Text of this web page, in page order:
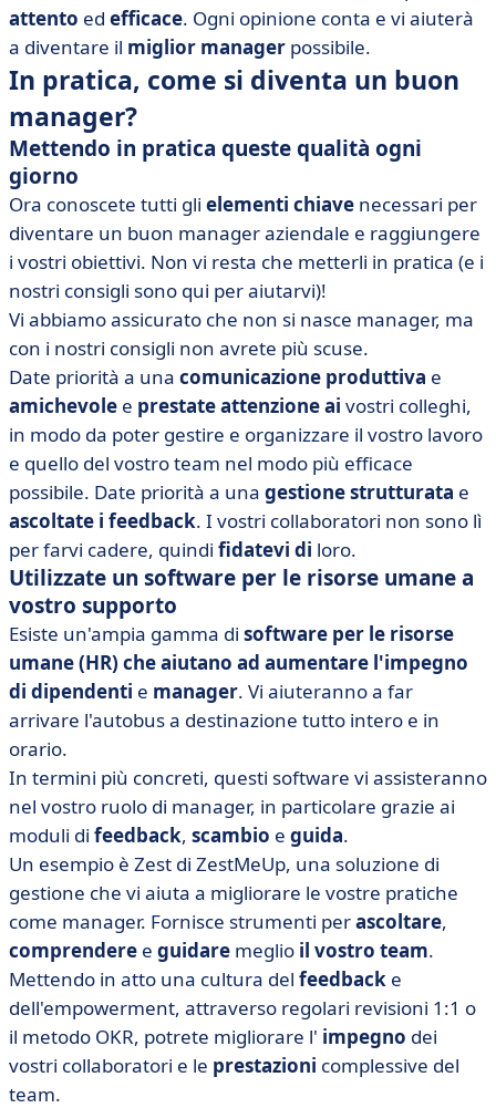
attento ed efficace. Ogni opinione conta e vi aiuterà
a diventare il miglior manager possibile.
In pratica, come si diventa un buon
manager?
Mettendo in pratica queste qualità ogni
giorno
Ora conoscete tutti gli elementi chiave necessari per
diventare un buon manager aziendale e raggiungere
i vostri obiettivi. Non vi resta che metterli in pratica (e i
nostri consigli sono qui per aiutarvi)!
Vi abbiamo assicurato che non si nasce manager, ma
con i nostri consigli non avrete più scuse.
Date priorità a una comunicazione produttiva e
amichevole e prestate attenzione ai vostri colleghi,
in modo da poter gestire e organizzare il vostro lavoro
e quello del vostro team nel modo più efficace
possibile. Date priorità a una gestione strutturata e
ascoltate i feedback. I vostri collaboratori non sono lì
per farvi cadere, quindi fidatevi di loro.
Utilizzate un software per le risorse umane a
vostro supporto
Esiste un'ampia gamma di software per le risorse
umane(HR) che aiutano ad aumentare l'impegno
di dipendenti e manager. Vi aiuteranno a far
arrivare l'autobus a destinazione tutto intero e in
orario.
In termini più concreti, questi software vi assisteranno
nel vostro ruolo di manager, in particolare grazie ai
moduli di feedback, scambio e guida.
Un esempio è Zest di ZestMeUp, una soluzione di
gestione che vi aiuta a migliorare le vostre pratiche
come manager. Fornisce strumenti perascoltare,
comprendere e guidare meglio il vostro team.
Mettendo in atto una cultura del feedback e
dell'empowerment, attraverso regolari revisioni 1:1 o
il metodo OKR, potrete migliorare l' impegno dei
vostri collaboratori e le prestazioni complessive del
team.